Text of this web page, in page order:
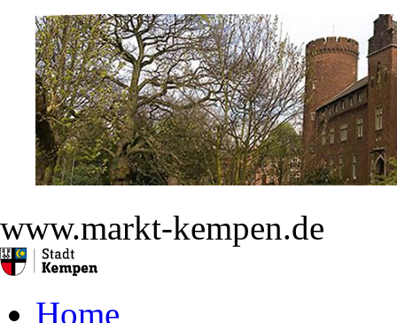
www.markt-kempen.de
Home